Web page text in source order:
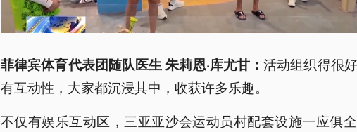
菲律宾体育代表团随队医生 朱莉恩·库尤甘：活动组织得很
有互动性，大家都沉浸其中，收获许多乐趣。
不仅有娱乐互动区，三亚亚沙会运动员村配套设施一应俱